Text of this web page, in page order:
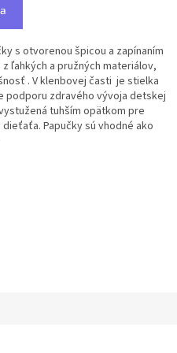
s otvorenou špicou a zapínaním
ľahkých a pružných materiálov,
. V klenbovej časti je stielka
podporu zdravého vývoja detskej
tuhším opätkom pre
Papučky sú vhodné ako